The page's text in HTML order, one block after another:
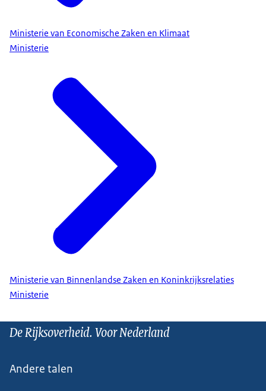
Ministerie van Economische Zaken en Klimaat
Ministerie
Ministerie van Binnenlandse Zaken en Koninkrijksrelaties
Ministerie
De Rijksoverheid. Voor Nederland
Andere talen